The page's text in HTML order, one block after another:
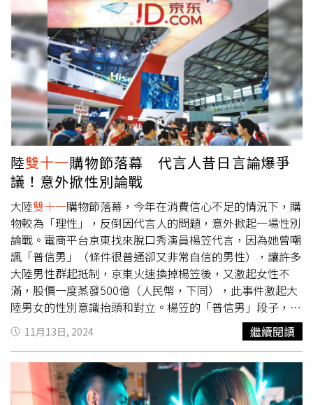
1,650元 運用明亮光學技術，折射出肌膚內建濾鏡般的自然
微霧光，呈現有如以往氣墊粉餅的全新妝感，不僅可單擦，
也可搭配其他質地的底妝疊擦，在局部拍出光澤感。（圖／
品牌提供、圖／取自ellynanaa IG）DR.WU超逆齡肌因撫紋
眼霜15ml／1,600元 高濃度的胜肽活性成分搭配上鋅合金材
質按摩頭，可以促進眼周微循環、緊緻提亮眼周肌膚，眼神
一明亮，視覺年齡也自動-5歲。（圖／品牌提供）Rofen’s
肌光彈潤亮采面膜5片／680元 添加有日本專利櫻花萃取成
分及傳明酸雙管齊下，只要15分鐘，立即達成補水保濕&嫩
透亮白的雙重作用。（圖／品牌提供）
場灌救，經過數小時後，火勢終於得到控制。附近居民透
露，即使相隔有距離，依然能感覺到熱氣，直到第2天早
上，還是能聞到燒焦的味道，可以想像當時現場火勢有多兇
猛，甚至看到許多人被困在園內無法逃生，所幸截至13日早
上8點，並未有傷亡消息傳出。網路流傳「員工透露，懷疑
有十幾億元手機被燒毀」，工作人員表示，光是火災直接造
成的物品損失就可能高達十幾億元，大火中損失的大部分都
是手機，不僅數量龐大，而且價值不斐，每支手機中都含有
電池，更加速火勢的蔓延。粗估損失數十億元。（圖／翻攝
自微博）這場大火不僅給京東帶來巨大經濟損失，更面臨巨
大的輿論壓力，消費者們不僅關心包裹是否能更得到賠償，
更懷疑京東物流園區的安全管理是否可靠。對此，無錫市錫
山區應急管理局回應，明火已經在當天撲滅，相關部門都有
介入，起火原因正在調查中。
陸雙十一購物節落幕 代言人昔日言論爆爭
議！意外掀性別論戰
大陸雙十一購物節落幕，今年在消費信心不足的情況下，購
物較為「理性」，反倒因代言人的問題，意外掀起一場性別
論戰。電商平台京東找來脫口秀演員楊笠代言，因為她曾嘲
諷「普信男」（條件很普通卻又非常自信的男性），讓許多
大陸男性群起抵制，京東火速換掉楊笠後，又激起女性不
滿，股價一度蒸發500億（人民幣，下同），此事件激起大
陸男女的性別意識抬頭和對立。楊笠的「普信男」段子，源
自2020年的《脫口秀大會》節目上，楊笠靠這句話：「為
什麼有些男人看起來如此普通卻那麼自信？」一炮而紅，甚
至出現網路流行語「普信男」，楊笠從此化身為女性主義思
潮的代言人。與此同時，這句話也刺痛了許多大陸男性，除
了今年京東代言風波外，2022年，捨得酒業宣布楊笠為
11月13日, 2024 繼續閱讀